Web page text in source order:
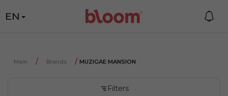
EN
Main Brands MUZIGAE MANSION
Filters